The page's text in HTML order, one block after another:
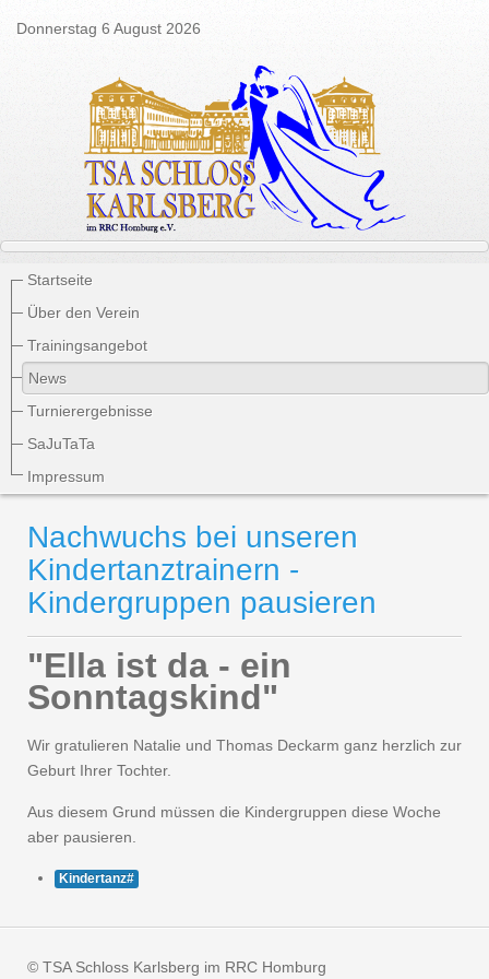
Donnerstag 6 August 2026
Startseite
Über den Verein
Trainingsangebot
News
Turnierergebnisse
SaJuTaTa
Impressum
Nachwuchs bei unseren
Kindertanztrainern -
Kindergruppen pausieren
"Ella ist da - ein
Sonntagskind"
Wir gratulieren Natalie und Thomas Deckarm ganz herzlich zur
Geburt Ihrer Tochter.
Aus diesem Grund müssen die Kindergruppen diese Woche
aber pausieren.
Kindertanz#
© TSA Schloss Karlsberg im RRC Homburg